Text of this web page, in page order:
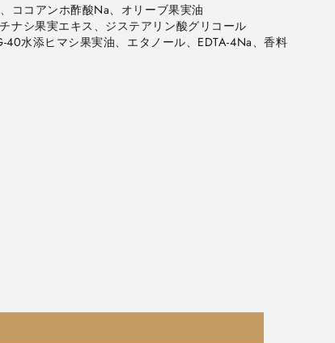
ココアンホ酢酸Na、オリーブ果実油
ナシ果実エキス、ジステアリン酸グリコール
水添ヒマシ果実油、エタノール、EDTA-4Na、香料